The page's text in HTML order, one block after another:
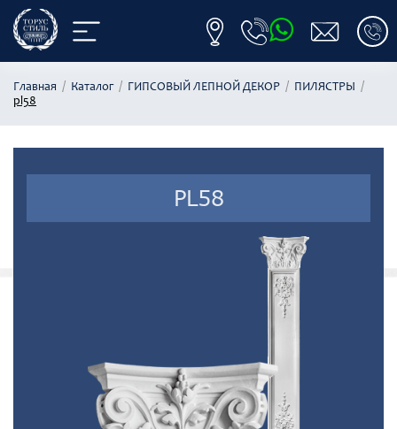
Главная Каталог ГИПСОВЫЙ ЛЕПНОЙ ДЕКОР
ПИЛЯСТРЫ
pl58
PL58